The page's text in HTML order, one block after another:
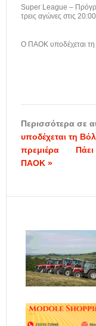
Super League –
τρεις αγώνες στις 20:00
Ο ΠΑΟΚ υποδέχεται τη
Περισσότερα σε
υποδέχεται τη
πρεμιέρα
ΠΑΟΚ »